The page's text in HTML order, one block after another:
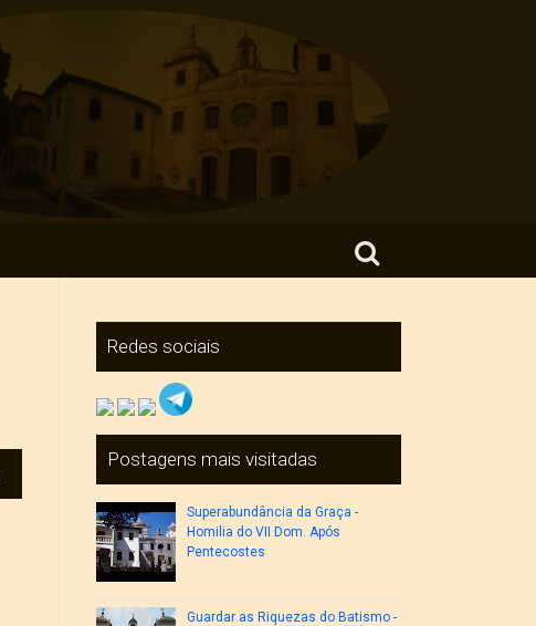
Search for:
Redes sociais
Postagens mais visitadas
Superabundância da Graça -
Homilia do VII Dom. Após
Pentecostes
Guardar as Riquezas do Batismo -